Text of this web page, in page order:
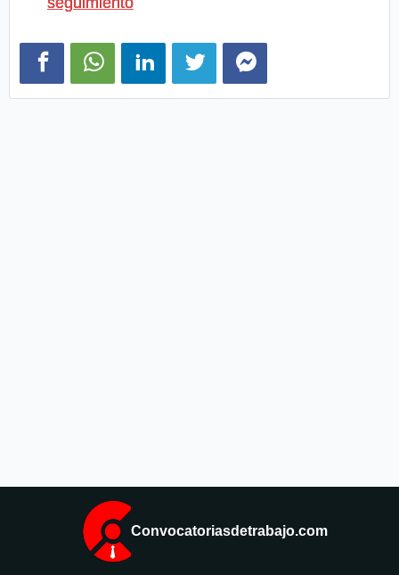
Convocatoriasdetrabajo.com